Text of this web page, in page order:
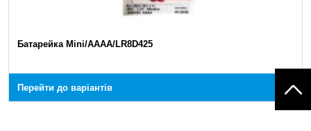
Батарейка Mini/AAAA/LR8D425
Перейти до варіантів